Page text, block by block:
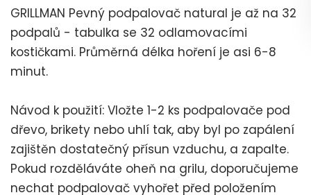
GRILLMAN Pevný podpalovač natural je až na 32
podpalů - tabulka se 32 odlamovacími
kostičkami. Průměrná délka hoření je asi 6-8
minut.
Návod k použití: Vložte 1-2 ks podpalovače pod
dřevo, brikety nebo uhlí tak, aby byl po zapálení
zajištěn dostatečný přísun vzduchu, a zapalte.
Pokud rozděláváte oheň na grilu, doporučujeme
nechat podpalovač vyhořet před položením